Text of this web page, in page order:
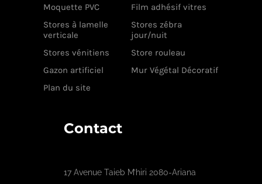
Moquette PVC
Film adhésif vitres
Stores à lamelle
verticale
Stores zébra
jour/nuit
Stores vénitiens
Store rouleau
Gazon artificiel
Mur Végétal Décoratif
Plan du site
Contact
17 Avenue Taieb M’hiri 2080-Ariana